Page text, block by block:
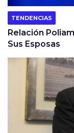
TENDENCIAS
Relación
Sus Esposas